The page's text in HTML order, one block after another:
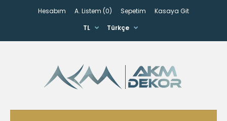
Hesabım A. Listem (0) Sepetim
Kasaya Git
TL
Türkçe